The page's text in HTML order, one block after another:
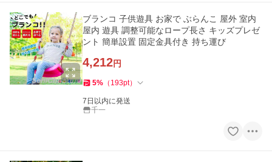
ブランコ 子供遊具 お家で ぶらんこ 屋外 室内
屋内 遊具 調整可能なロープ長さ キッズプレゼ
ント 簡単設置 固定金具付き 持ち運び
4,212円
5% （ 193pt）
7日以内に発送
千一